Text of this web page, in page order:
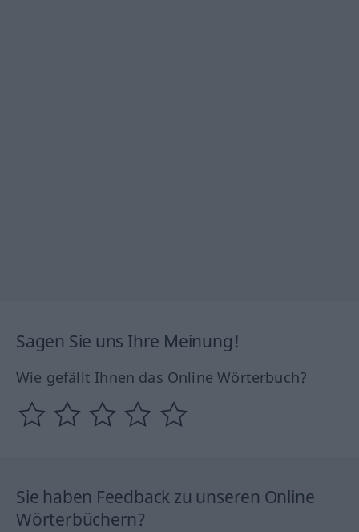
Sagen Sie uns Ihre Meinung!
Wie gefällt Ihnen das Online Wörterbuch?
Sie haben Feedback zu unseren Online
Wörterbüchern?